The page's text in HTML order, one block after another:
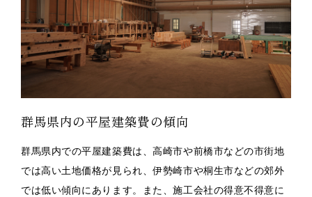
群馬県内の平屋建築費の傾向
群馬県内での平屋建築費は、高崎市や前橋市などの市街地
では高い土地価格が見られ、伊勢崎市や桐生市などの郊外
では低い傾向にあります。また、施工会社の得意不得意に